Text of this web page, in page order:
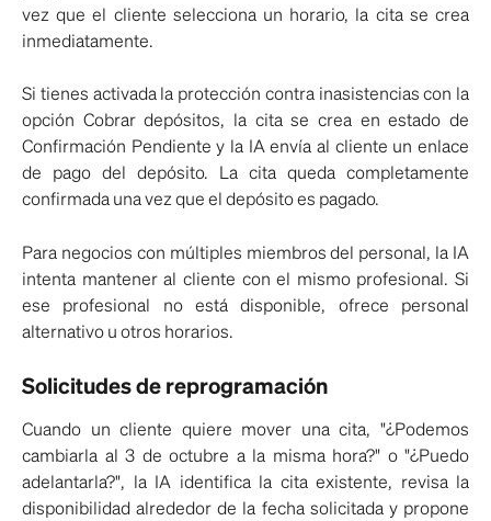
vez que el cliente selecciona un horario, la cita se crea
inmediatamente.
Si tienes activada la protección contra inasistencias con la
opción Cobrar depósitos, la cita se crea en estado de
Confirmación Pendiente y la IA envía al cliente un enlace
de pago del depósito. La cita queda completamente
confirmada una vez que el depósito es pagado.
Para negocios con múltiples miembros del personal, la IA
intenta mantener al cliente con el mismo profesional. Si
ese profesional no está disponible, ofrece personal
alternativo u otros horarios.
Solicitudes de reprogramación
Cuando un cliente quiere mover una cita, "¿Podemos
cambiarla al 3 de octubre a la misma hora?" o "¿Puedo
adelantarla?", la IA identifica la cita existente, revisa la
disponibilidad alrededor de la fecha solicitada y propone